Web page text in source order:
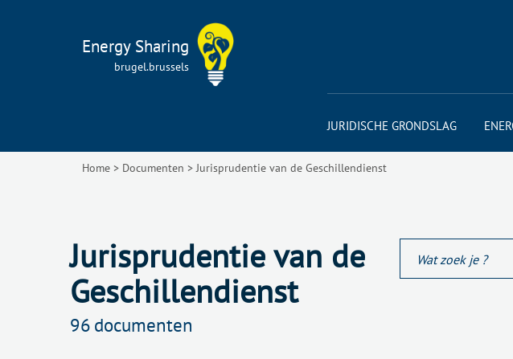
Energy Sharing
brugel.brussels
JURIDISCHE GRONDSLAG
Home > Documenten > Jurisprudentie van de Geschillendienst
Jurisprudentie van de
Geschillendienst
96 documenten